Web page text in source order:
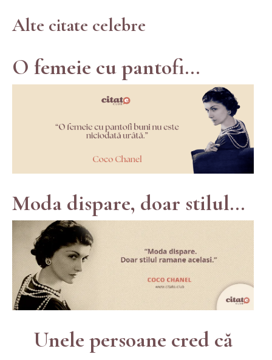
Alte citate celebre
O femeie cu pantofi...
Moda dispare, doar stilul...
Unele persoane cred că